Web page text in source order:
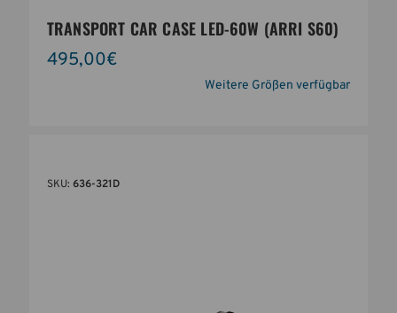
TRANSPORT CAR CASE LED-60W (ARRI S60)
495,00€
Weitere Größen verfügbar
SKU: 636-321D